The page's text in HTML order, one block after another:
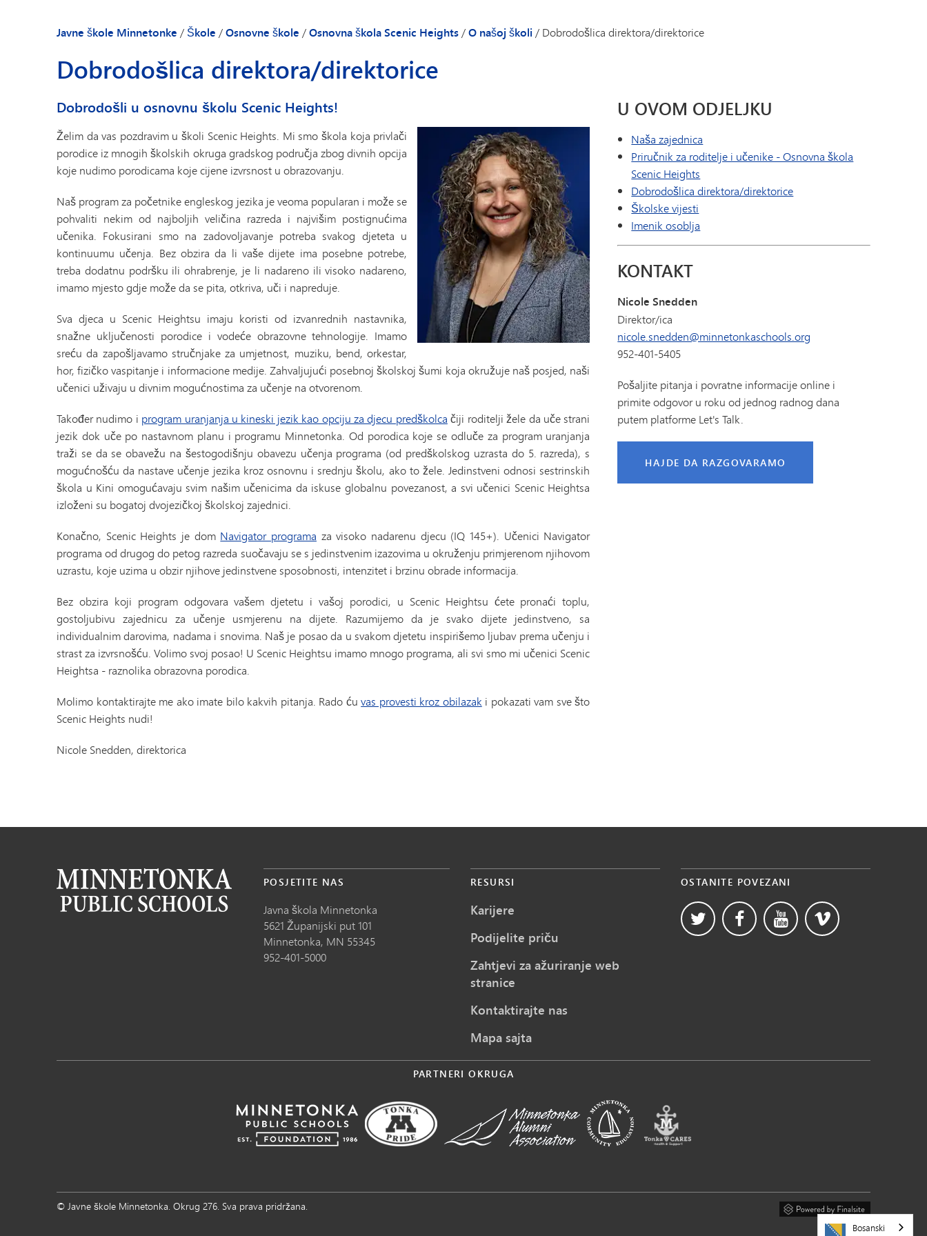
Tonka Online (Dodatno)
Vodič za blagostanje
Priručnik za roditelje i učenike - Osnovna škola Scenic Heights
Školske vijesti
Istraživači
Peachjar - Školski letaci
Blagostanje učenika
TIPS276 (Prijavi diskriminaciju/maltretiranje/uznemiravanje)
Javne škole Minnetonke / Škole /Osnovne škole /Osnovna škola Scenic Heights/O našoj školi / Dobrodošlica direktora/direktorice
Dobrodošlica direktora/direktorice
Dobrodošli u osnovnu školu Scenic Heights!
Želim da vas pozdravim u školi Scenic Heights. Mi smo škola koja privlači
porodice iz mnogih školskih okruga gradskog područja zbog divnih opcija
koje nudimo porodicama koje cijene izvrsnost u obrazovanju.
Naš program za početnike engleskog jezika je veoma popularan i može se
pohvaliti nekim od najboljih veličina razreda i najvišim postignućima
učenika. Fokusirani smo na zadovoljavanje potreba svakog djeteta u
kontinuumu učenja. Bez obzira da li vaše dijete ima posebne potrebe,
treba dodatnu podršku ili ohrabrenje, je li nadareno ili visoko nadareno,
imamo mjesto gdje može da se pita, otkriva, uči i napreduje.
Sva djeca u Scenic Heightsu imaju koristi od izvanrednih nastavnika,
snažne uključenosti porodice i vodeće obrazovne tehnologije. Imamo
sreću da zapošljavamo stručnjake za umjetnost, muziku, bend, orkestar,
hor, fizičko vaspitanje i informacione medije. Zahvaljujući posebnoj školskoj šumi koja okružuje naš posjed, naši
učenici uživaju u divnim mogućnostima za učenje na otvorenom.
Također nudimo i program uranjanja u kineski jezik kao opciju za djecu predškolca čiji roditelji žele da uče strani
jezik dok uče po nastavnom planu i programu Minnetonka. Od porodica koje se odluče za program uranjanja
traži se da se obavežu na šestogodišnju obavezu učenja programa (od predškolskog uzrasta do 5. razreda), s
mogućnošću da nastave učenje jezika kroz osnovnu i srednju školu, ako to žele. Jedinstveni odnosi sestrinskih
škola u Kini omogućavaju svim našim učenicima da iskuse globalnu povezanost, a svi učenici Scenic Heightsa
izloženi su bogatoj dvojezičkoj školskoj zajednici.
Konačno, Scenic Heights je dom Navigator programa za visoko nadarenu djecu (IQ 145+). Učenici Navigator
programa od drugog do petog razreda suočavaju se s jedinstvenim izazovima u okruženju primjerenom njihovom
uzrastu, koje uzima u obzir njihove jedinstvene sposobnosti, intenzitet i brzinu obrade informacija.
Bez obzira koji program odgovara vašem djetetu i vašoj porodici, u Scenic Heightsu ćete pronaći toplu,
gostoljubivu zajednicu za učenje usmjerenu na dijete. Razumijemo da je svako dijete jedinstveno, sa
individualnim darovima, nadama i snovima. Naš je posao da u svakom djetetu inspirišemo ljubav prema učenju i
strast za izvrsnošću. Volimo svoj posao! U Scenic Heightsu imamo mnogo programa, ali svi smo mi učenici Scenic
Heightsa - raznolika obrazovna porodica.
Molimo kontaktirajte me ako imate bilo kakvih pitanja. Rado ćuvas provesti kroz obilazak i pokazati vam sve što
Scenic Heights nudi!
Nicole Snedden, direktorica
U OVOM ODJELJKU
Naša zajednica
Priručnik za roditelje i učenike - Osnovna škola
Scenic Heights
Dobrodošlica direktora/direktorice
Školske vijesti
Imenik osoblja
KONTAKT
Nicole Snedden
Direktor/ica
nicole.snedden@minnetonkaschools.org
952-401-5405
Pošaljite pitanja i povratne informacije online i
primite odgovor u roku od jednog radnog dana
putem platforme Let's Talk.
HAJDE DA RAZGOVARAMO
POSJETITE NAS
Javna škola Minnetonka
5621 Županijski put 101
Minnetonka, MN 55345
952-401-5000
RESURSI
Karijere
Podijelite priču
Zahtjevi za ažuriranje web
stranice
Kontaktirajte nas
Mapa sajta
OSTANITE POVEZANI
PARTNERI OKRUGA
© Javne škole Minnetonka. Okrug 276. Sva prava pridržana.
Bosanski